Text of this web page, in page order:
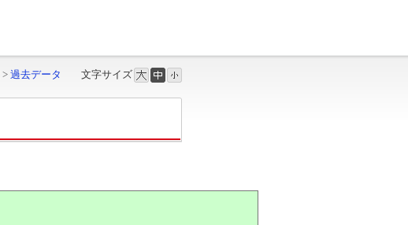
文字サイズ
> 過去データ